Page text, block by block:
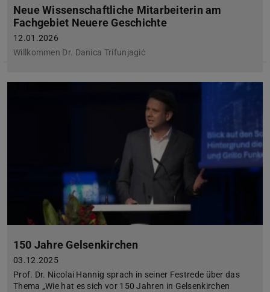
Neue Wissenschaftliche Mitarbeiterin am
Fachgebiet Neuere Geschichte
12.01.2026
Willkommen Dr. Danica Trifunjagić
150 Jahre Gelsenkirchen
03.12.2025
Prof. Dr. Nicolai Hannig sprach in seiner Festrede über das
Thema „Wie hat es sich vor 150 Jahren in Gelsenkirchen